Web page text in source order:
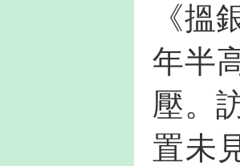
《搵
年半
壓。
置未